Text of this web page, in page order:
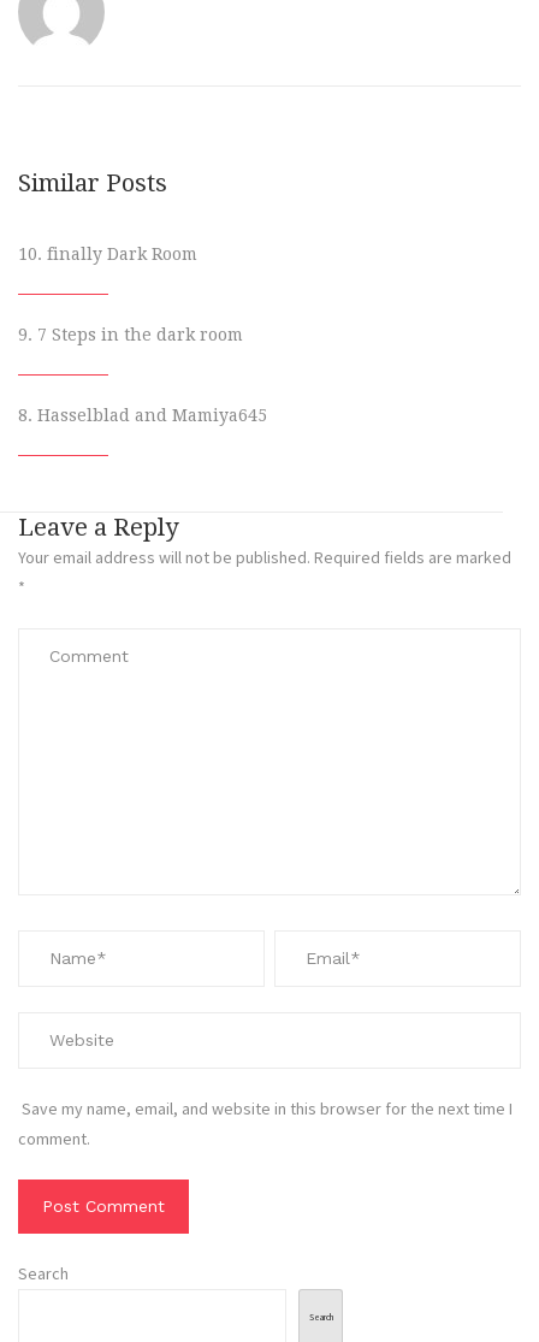
Similar Posts
10. finally Dark Room
9. 7 Steps in the dark room
8. Hasselblad and Mamiya645
Leave a Reply
Your email address will not be published. Required fields are marked
*
Save my name, email, and website in this browser for the next time I
comment.
Search
Search